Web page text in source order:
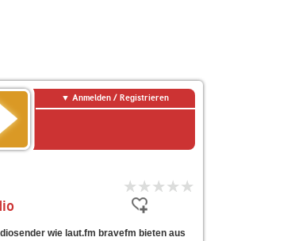
Anmelden / Registrieren
wie laut.fm bravefm bieten aus